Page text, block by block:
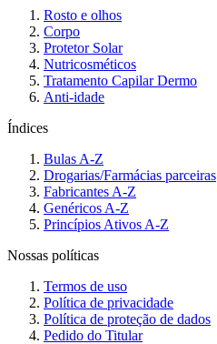
Rosto e olhos
Corpo
Protetor Solar
Nutricosméticos
Tratamento Capilar Dermo
Anti-idade
Índices
Bulas A-Z
Drogarias/Farmácias parceiras
Fabricantes A-Z
Genéricos A-Z
Princípios Ativos A-Z
Nossas políticas
Termos de uso
Política de privacidade
Política de proteção de dados
Pedido do Titular